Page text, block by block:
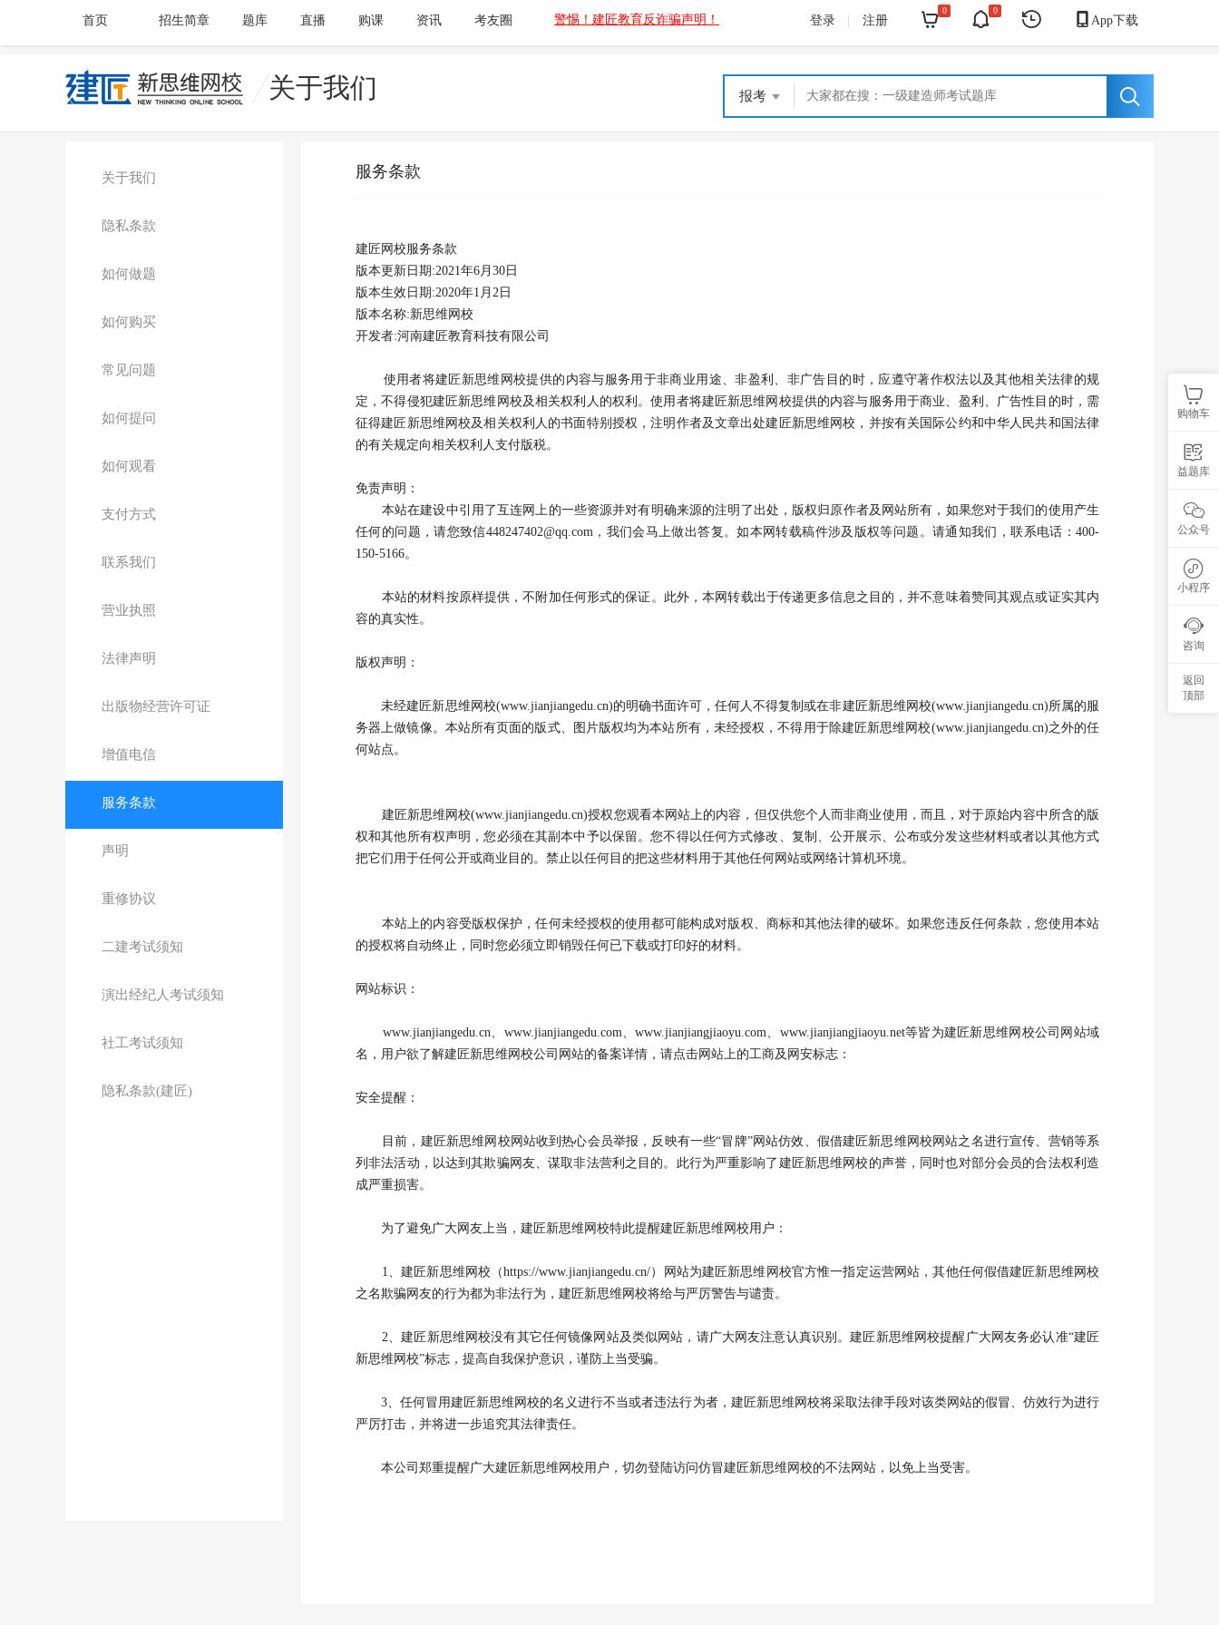
首页 招生简章 题库 直播 购课 资讯 考友圈 警惕！建匠教育反诈骗声明！ 登录 注册  0  0  App下载
关于我们 报考
关于我们
隐私条款
如何做题
如何购买
常见问题
如何提问
如何观看
支付方式
联系我们
营业执照
法律声明
出版物经营许可证
增值电信
服务条款
声明
重修协议
二建考试须知
演出经纪人考试须知
社工考试须知
隐私条款(建匠)
服务条款
建匠网校服务条款
版本更新日期:2021年6月30日
版本生效日期:2020年1月2日
版本名称:新思维网校
开发者:河南建匠教育科技有限公司
使用者将建匠新思维网校提供的内容与服务用于非商业用途、非盈利、非广告目的时，应遵守著作权法以及其他相关法律的规
定，不得侵犯建匠新思维网校及相关权利人的权利。使用者将建匠新思维网校提供的内容与服务用于商业、盈利、广告性目的时，需
征得建匠新思维网校及相关权利人的书面特别授权，注明作者及文章出处建匠新思维网校，并按有关国际公约和中华人民共和国法律
的有关规定向相关权利人支付版税。
免责声明：
本站在建设中引用了互连网上的一些资源并对有明确来源的注明了出处，版权归原作者及网站所有，如果您对于我们的使用产生
任何的问题，请您致信448247402@qq.com，我们会马上做出答复。如本网转载稿件涉及版权等问题。请通知我们，联系电话：400-
150-5166。
本站的材料按原样提供，不附加任何形式的保证。此外，本网转载出于传递更多信息之目的，并不意味着赞同其观点或证实其内
容的真实性。
版权声明：
未经建匠新思维网校(www.jianjiangedu.cn)的明确书面许可，任何人不得复制或在非建匠新思维网校(www.jianjiangedu.cn)所属的服
务器上做镜像。本站所有页面的版式、图片版权均为本站所有，未经授权，不得用于除建匠新思维网校(www.jianjiangedu.cn)之外的任
何站点。
建匠新思维网校(www.jianjiangedu.cn)授权您观看本网站上的内容，但仅供您个人而非商业使用，而且，对于原始内容中所含的版
权和其他所有权声明，您必须在其副本中予以保留。您不得以任何方式修改、复制、公开展示、公布或分发这些材料或者以其他方式
把它们用于任何公开或商业目的。禁止以任何目的把这些材料用于其他任何网站或网络计算机环境。
本站上的内容受版权保护，任何未经授权的使用都可能构成对版权、商标和其他法律的破坏。如果您违反任何条款，您使用本站
的授权将自动终止，同时您必须立即销毁任何已下载或打印好的材料。
网站标识：
www.jianjiangedu.cn、www.jianjiangedu.com、www.jianjiangjiaoyu.com、www.jianjiangjiaoyu.net等皆为建匠新思维网校公司网站域
名，用户欲了解建匠新思维网校公司网站的备案详情，请点击网站上的工商及网安标志：
安全提醒：
目前，建匠新思维网校网站收到热心会员举报，反映有一些“冒牌”网站仿效、假借建匠新思维网校网站之名进行宣传、营销等系
列非法活动，以达到其欺骗网友、谋取非法营利之目的。此行为严重影响了建匠新思维网校的声誉，同时也对部分会员的合法权利造
成严重损害。
为了避免广大网友上当，建匠新思维网校特此提醒建匠新思维网校用户：
1、建匠新思维网校（https://www.jianjiangedu.cn/）网站为建匠新思维网校官方惟一指定运营网站，其他任何假借建匠新思维网校
之名欺骗网友的行为都为非法行为，建匠新思维网校将给与严厉警告与谴责。
2、建匠新思维网校没有其它任何镜像网站及类似网站，请广大网友注意认真识别。建匠新思维网校提醒广大网友务必认准“建匠
新思维网校”标志，提高自我保护意识，谨防上当受骗。
3、任何冒用建匠新思维网校的名义进行不当或者违法行为者，建匠新思维网校将采取法律手段对该类网站的假冒、仿效行为进行
严厉打击，并将进一步追究其法律责任。
本公司郑重提醒广大建匠新思维网校用户，切勿登陆访问仿冒建匠新思维网校的不法网站，以免上当受害。

购物车

益题库

公众号

小程序

咨询
返回
顶部